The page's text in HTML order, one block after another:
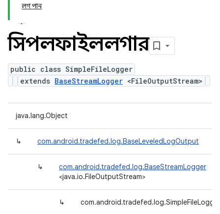
লগ পান
সিম্পলফাইললগার
public class SimpleFileLogger
extends BaseStreamLogger <FileOutputStream>
java.lang.Object
↳ com.android.tradefed.log.BaseLeveledLogOutput
↳
com.android.tradefed.log.BaseStreamLogger
<java.io.FileOutputStream>
↳ com.android.tradefed.log.SimpleFileLogger